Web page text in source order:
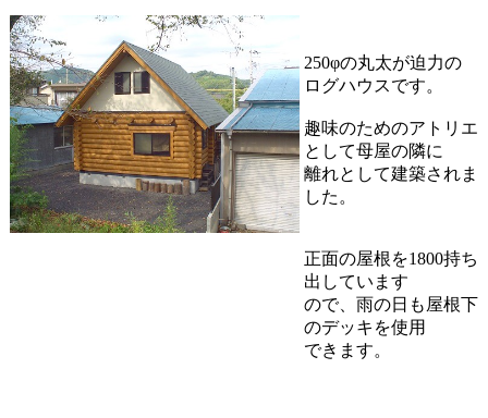
250φの丸太が迫力の
ログハウスです。
趣味のためのアトリエ
として母屋の隣に
離れとして建築されま
した。
正面の屋根を1800持ち
出しています
ので、雨の日も屋根下
のデッキを使用
できます。